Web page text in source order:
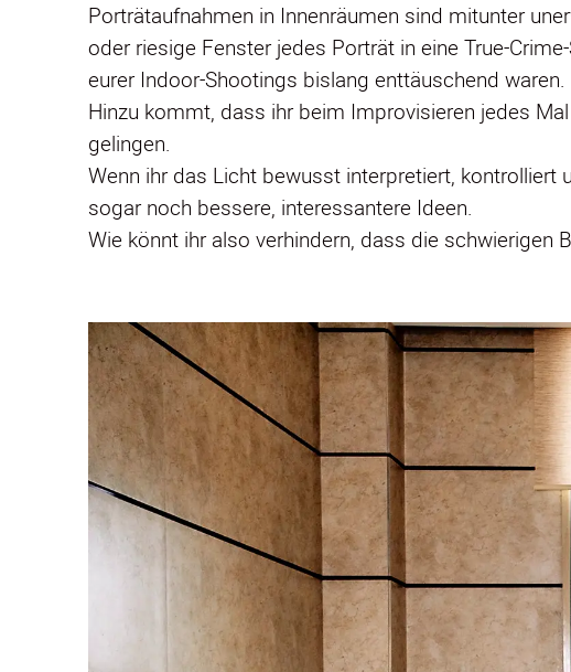
Porträtaufnahmen in Innenräumen sind mitunter
oder riesige Fenster jedes Porträt in eine True-
eurer Indoor-Shootings bislang enttäuschend
Hinzu kommt, dass ihr beim Improvisieren jedes
gelingen.
Wenn ihr das Licht bewusst interpretiert,
sogar noch bessere, interessantere Ideen.
Wie könnt ihr also verhindern, dass die schwierigen